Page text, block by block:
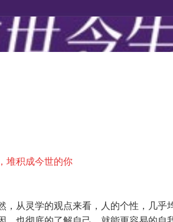
堆积成今世的你
，从灵学的观点来看，人的个性，几乎